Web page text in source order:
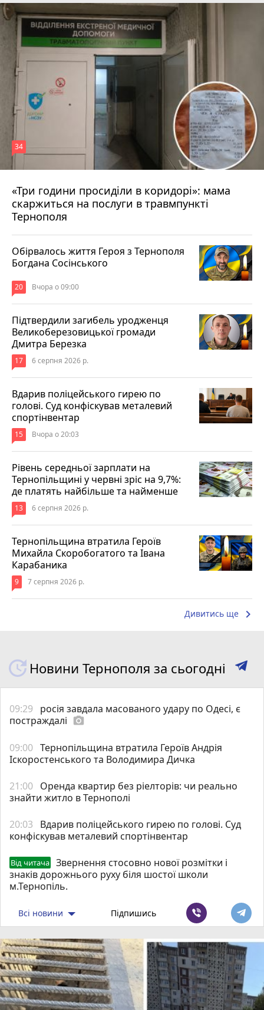
«Три години просиділи в коридорі»: мама
скаржиться на послуги в травмпункті
Тернополя
34
Вчора о 13:05
Обірвалось життя Героя з Тернополя
Богдана Сосінського
20 Вчора о 09:00
Підтвердили загибель уродженця
Великоберезовицької громади
Дмитра Березка
17 6 серпня 2026 р.
Вдарив поліцейського гирею по
голові. Суд конфіскував металевий
спортінвентар
15 Вчора о 20:03
Рівень середньої зарплати на
Тернопільщині у червні зріс на 9,7%:
де платять найбільше та найменше
13 6 серпня 2026 р.
Тернопільщина втратила Героїв
Михайла Скоробогатого та Івана
Карабаника
9 7 серпня 2026 р.
Дивитись ще keyboard_arrow_right
Новини Тернополя за сьогодні
09:29
росія завдала масованого удару по Одесі, є
постраждалі photo_camera
09:00 Тернопільщина втратила Героїв Андрія
Іскоростенського та Володимира Дичка
21:00 Оренда квартир без ріелторів: чи реально
знайти житло в Тернополі
20:03
Вдарив поліцейського гирею по голові. Суд
конфіскував металевий спортінвентар
Від читача
Звернення стосовно нової розмітки і
знаків дорожнього руху біля шостої школи
м.Тернопіль.
Всі новини Підпишись